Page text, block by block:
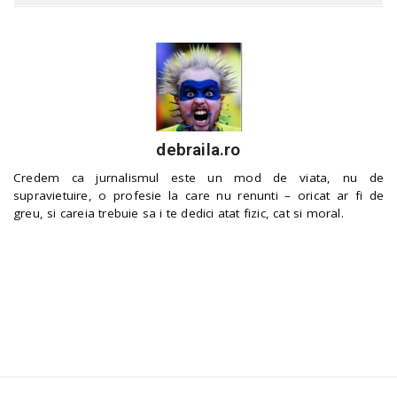
debraila.ro
Credem ca jurnalismul este un mod de viata, nu de
supravietuire, o profesie la care nu renunti – oricat ar fi de
greu, si careia trebuie sa i te dedici atat fizic, cat si moral.